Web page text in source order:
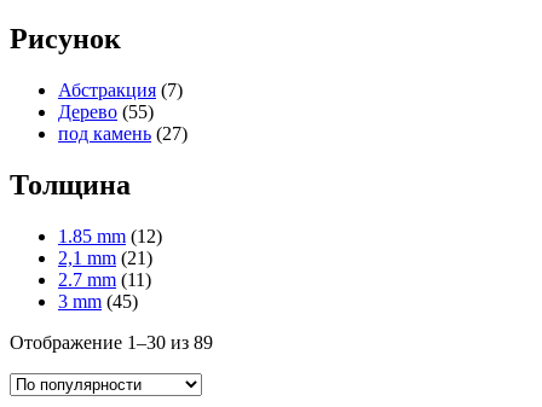
Рисунок
Абстракция (7)
Дерево (55)
под камень (27)
Толщина
1.85 mm (12)
2,1 mm (21)
2.7 mm (11)
3 mm (45)
Отображение 1–30 из 89